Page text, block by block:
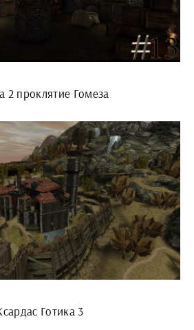
2 проклятие Гомеза
Готика 3